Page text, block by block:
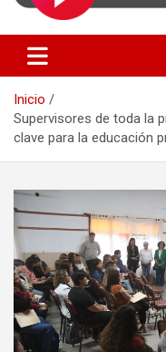
Inicio
Supervisores de toda la
clave para la educación